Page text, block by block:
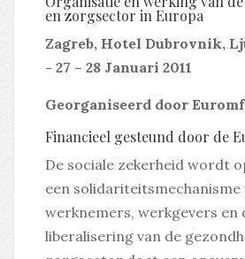
en zorgsector in Europa
Zagreb, Hotel Dubrovnik,
- 27 – 28 Januari 2011
Georganiseerd door
Financieel gesteund door de
De sociale zekerheid wordt
een solidariteitsmechanisme
werknemers, werkgevers en
liberalisering van de